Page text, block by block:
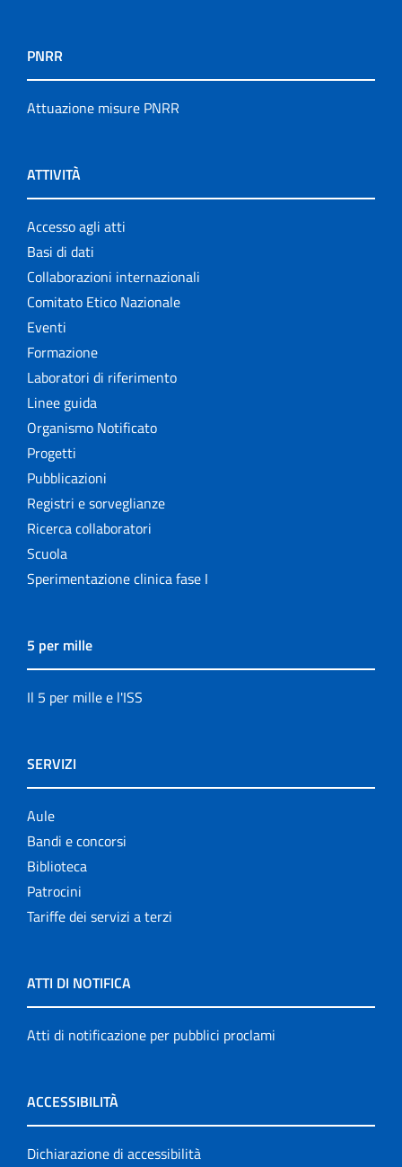
PNRR
Attuazione misure PNRR
ATTIVITÀ
Accesso agli atti
Basi di dati
Collaborazioni internazionali
Comitato Etico Nazionale
Eventi
Formazione
Laboratori di riferimento
Linee guida
Organismo Notificato
Progetti
Pubblicazioni
Registri e sorveglianze
Ricerca collaboratori
Scuola
Sperimentazione clinica fase I
5 per mille
Il 5 per mille e l'ISS
SERVIZI
Aule
Bandi e concorsi
Biblioteca
Patrocini
Tariffe dei servizi a terzi
ATTI DI NOTIFICA
Atti di notificazione per pubblici proclami
ACCESSIBILITÀ
Dichiarazione di accessibilità